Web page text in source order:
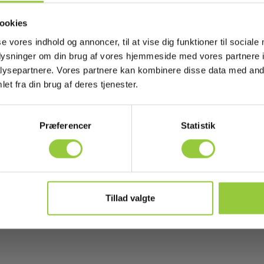
vores indhold og annoncer, til at vise dig funktioner til sociale
om din brug af vores hjemmeside med vores partnere
Vores partnere kan kombinere disse data med
fra din brug af deres tjenester.
Præferencer Statistik
Tillad valgte
for Elma VT8204 &
til probe
lagerbeholdning
Excl. moms
mere Læg i kurv
SD Micro kort for Elma
instrumenter (min 4Gb)
EL-NR 6398969459
På lager
120,00 DKK Excl. moms
Læs mere Læg i